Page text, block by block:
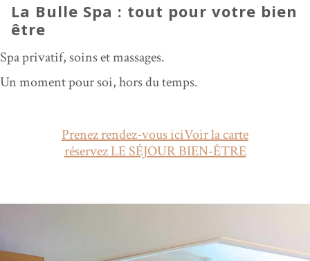
La Bulle Spa : tout pour votre bien
être
Spa privatif, soins et massages.
Un moment pour soi, hors du temps.
Prenez rendez-vous iciVoir la carte
réservez LE SÉJOUR BIEN-ÊTRE